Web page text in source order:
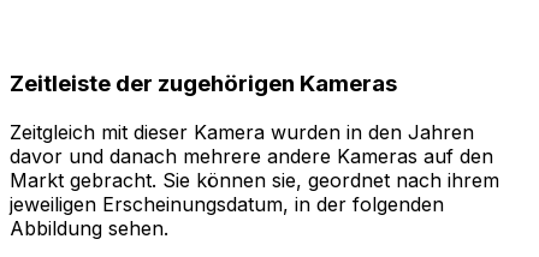
Zeitleiste der zugehörigen Kameras
Zeitgleich mit dieser Kamera wurden in den Jahren
davor und danach mehrere andere Kameras auf den
Markt gebracht. Sie können sie, geordnet nach ihrem
jeweiligen Erscheinungsdatum, in der folgenden
Abbildung sehen.